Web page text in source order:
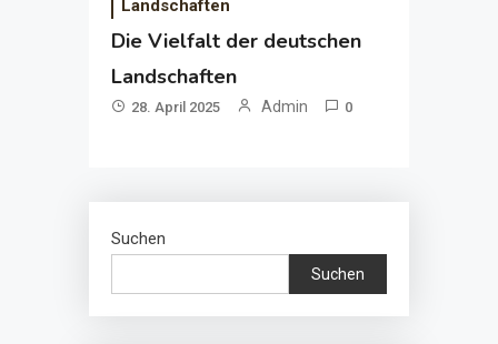
Landschaften
Die Vielfalt der deutschen
Landschaften
28. April 2025 Admin 0
Suchen
Suchen